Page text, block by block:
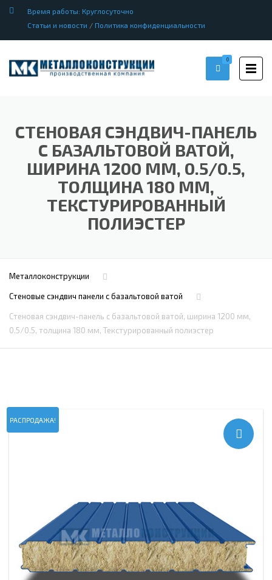
Время работы: Круглосуточно
Статьи и новости / Политика конфиденциальности
0
СТЕНОВАЯ СЭНДВИЧ-ПАНЕЛЬ
С БАЗАЛЬТОВОЙ ВАТОЙ,
ШИРИНА 1200 ММ, 0.5/0.5,
ТОЛЩИНА 180 ММ,
ТЕКСТУРИРОВАННЫЙ
ПОЛИЭСТЕР
Металлоконструкции
Стеновые сэндвич панели с базальтовой ватой
Стеновая сэндвич-панель с базальтовой ватой, ширина 1200 мм,
0.5/0.5, толщина 180 мм, Текстурированный полиэстер
РАСПРОДАЖА!